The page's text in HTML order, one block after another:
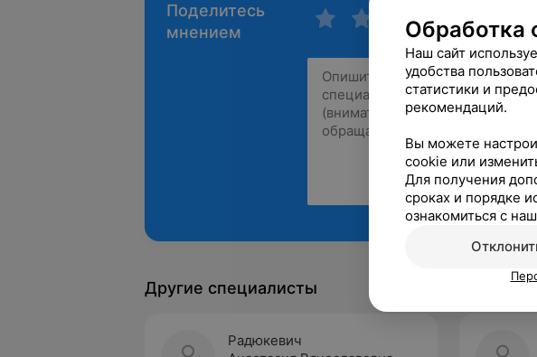
Поделитесь
мнением
Другие специалисты
Радюкевич
Обработка
Наш сайт
удобства
статистики и
рекомендаций.
Вы можете
cookie или
Для получения
сроках и порядке
ознакомиться с